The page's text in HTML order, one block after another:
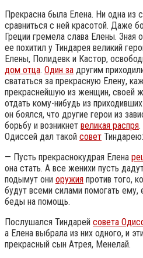
Прекрасна была Елена. Ни одна из
сравниться с ней красотой. Даже
Греции гремела слава Елены. Зная
ее похитил у Тиндарея великий
Елены, Полидевк и Кастор,
дом отца. Один за другим
свататься за прекрасную Елену,
прекраснейшую из женщин, своей
отдать кому-нибудь из
он боялся, что другие герои из
борьбу и возникнет великая распря.
Одиссей дал такой совет Тиндарею:
— Пусть прекраснокудрая Елена
она стать. А все женихи пусть
подымут они оружия против того,
будут всеми силами помогать ему,
беды на помощь.
Послушался Тиндарей совета
а Елена выбрала из них одного, и
прекрасный сын Атрея, Менелай.